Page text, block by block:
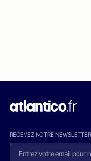
RECEVEZ NOTRE NEWSLETTER